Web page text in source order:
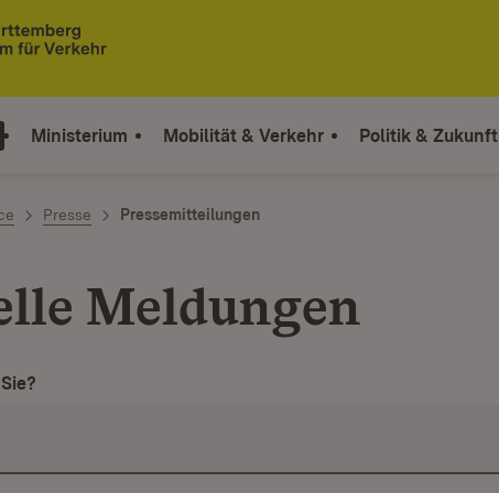
Ministerium Mobilität & Verkehr Politik & Zukunft
Presse Pressemitteilungen
Meldungen